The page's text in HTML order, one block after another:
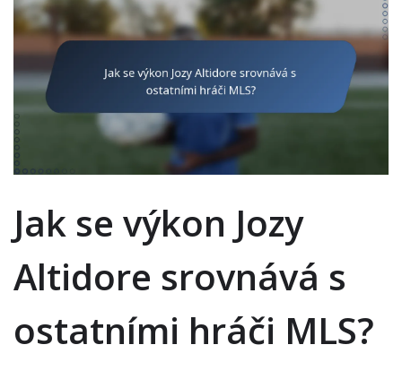
Jak se výkon Jozy
Altidore srovnává s
ostatními hráči MLS?